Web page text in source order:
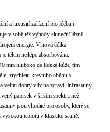
a luxusní zařízení pro léčbu i
v sobě též výhody sluneční lázně.
energie. Vlnová délka
tělem nejlépe absorbována.
mm hluboko do lidské kůže, tím
zrychlení krevního oběhu a
velmi dobrý vliv na zdraví. Infrasauny
paprsek v širším spektru než
jsou vhodné pro osoby, které se
vysokou teplotu v klasické sauně.